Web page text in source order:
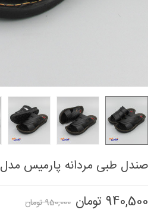
صندل طبی مردانه پارمیس مدل 1156 کد 1522
940,500 تومان
950,000 تومان